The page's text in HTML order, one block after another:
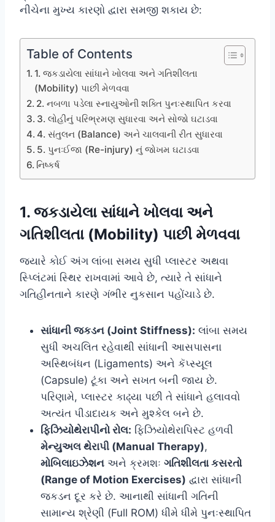
નીચેના મુખ્ય કારણો દ્વારા સમજી શકાય છે:
Table of Contents
1. જકડાયેલા સાંધાને ખોલવા અને ગતિશીલતા
(Mobility) પાછી મેળવવા
2. નબળા પડેલા સ્નાયુઓની શક્તિ પુનઃસ્થાપિત કરવા
3. લોહીનું પરિભ્રમણ સુધારવા અને સોજો ઘટાડવા
4. સંતુલન (Balance) અને ચાલવાની રીત સુધારવા
5. પુનઃઈજા (Re-injury) નું જોખમ ઘટાડવા
નિષ્કર્ષ
1. જકડાયેલા સાંધાને ખોલવા અને
ગતિશીલતા (Mobility) પાછી મેળવવા
જ્યારે કોઈ અંગ લાંબા સમય સુધી પ્લાસ્ટર અથવા
સ્પ્લિંટમાં સ્થિર રાખવામાં આવે છે, ત્યારે તે સાંધાને
ગતિહીનતાને કારણે ગંભીર નુકસાન પહોંચાડે છે.
સાંધાની જકડન (Joint Stiffness): લાંબા સમય
સુધી અચલિત રહેવાથી સાંધાની આસપાસના
અસ્થિબંધન (Ligaments) અને કૅપ્સ્યૂલ
(Capsule) ટૂંકા અને સખત બની જાય છે.
પરિણામે, પ્લાસ્ટર કાઢ્યા પછી તે સાંધાને હલાવવો
અત્યંત પીડાદાયક અને મુશ્કેલ બને છે.
ફિઝિયોથેરાપીનો રોલ: ફિઝિયોથેરાપિસ્ટ હળવી
મેન્યુઅલ થેરાપી (Manual Therapy),
મોબિલાઇઝેશન અને ક્રમશઃ ગતિશીલતા કસરતો
(Range of Motion Exercises) દ્વારા સાંધાની
જકડન દૂર કરે છે. આનાથી સાંધાની ગતિની
સામાન્ય શ્રેણી (Full ROM) ધીમે ધીમે પુનઃસ્થાપિત